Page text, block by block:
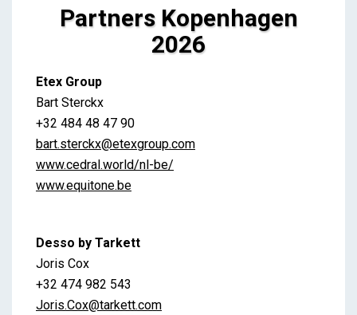
Partners Kopenhagen
2026
Partners Kopenhagen 2026
Etex Group
Bart Sterckx
+32 484 48 47 90
bart.sterckx@etexgroup.com
www.cedral.world/nl-be/
www.equitone.be
Desso by Tarkett
Joris Cox
+32 474 982 543
Joris.Cox@tarkett.com